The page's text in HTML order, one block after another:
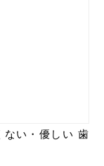
ない・優しい 歯